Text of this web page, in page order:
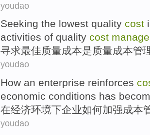
youdao
Seeking the lowest quality cost
activities of quality cost
寻求最佳质量成本是质量成本管
youdao
How an enterprise reinforces
economic conditions has
在经济环境下企业如何加强成本
youdao